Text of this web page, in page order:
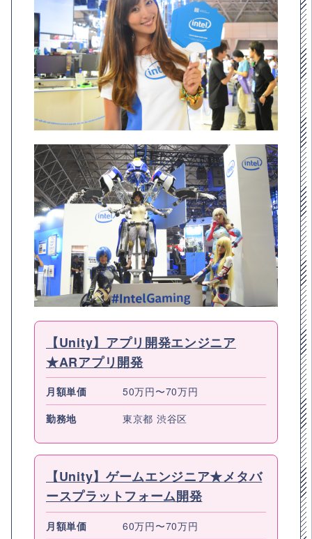
【Unity】アプリ開発エンジニア
★ARアプリ開発
月額単価
50万円〜70万円
勤務地
東京都 渋谷区
【Unity】ゲームエンジニア★メタバ
ースプラットフォーム開発
月額単価
60万円〜70万円